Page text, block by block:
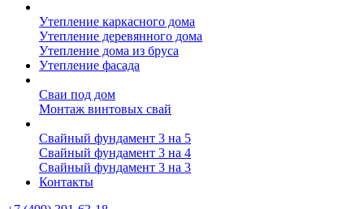
Утепление каркасного дома
Утепление деревянного дома
Утепление дома из бруса
Утепление фасада
Сваи под дом
Монтаж винтовых свай
Свайный фундамент 3 на 5
Свайный фундамент 3 на 4
Свайный фундамент 3 на 3
Контакты